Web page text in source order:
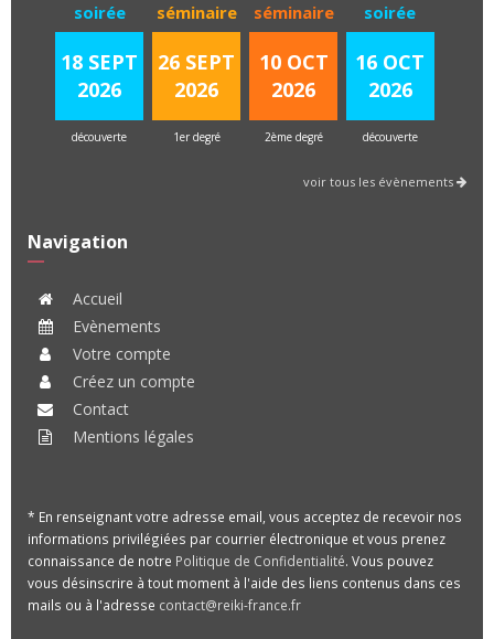
soirée
18 SEPT
2026
découverte
séminaire
26 SEPT
2026
1er degré
séminaire
10 OCT
2026
2ème degré
soirée
16 OCT
2026
découverte
voir tous les évènements
Navigation
Accueil
Evènements
Votre compte
Créez un compte
Contact
Mentions légales
* En renseignant votre adresse email, vous acceptez de recevoir nos
informations privilégiées par courrier électronique et vous prenez
connaissance de notre Politique de Confidentialité. Vous pouvez
vous désinscrire à tout moment à l'aide des liens contenus dans ces
mails ou à l'adresse contact@reiki-france.fr